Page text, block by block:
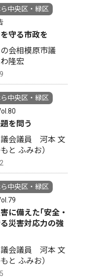
中央区・緑区
守る市政を
会相模原市議
隆宏
中央区・緑区
を問う
議会議員 河本 文
と ふみお）
中央区・緑区
に備えた｢安全・
災害対応力の強
議会議員 河本 文
と ふみお）